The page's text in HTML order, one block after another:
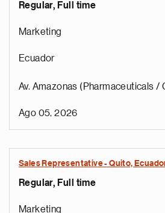
Regular, Full time
Marketing
Ecuador
Av. Amazonas (Pharmaceuticals /
Ago 05, 2026
Sales Representative - Quito,
Regular, Full time
Marketing